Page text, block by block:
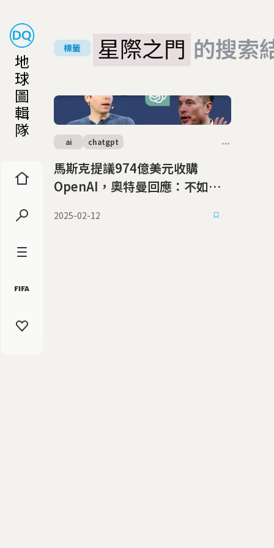
地
球
圖
輯
隊
標籤 星際之門 的搜索
馬斯克提議974億美元收購
OpenAI，奧特曼回應：不如你
ai chatgpt
2025-02-12